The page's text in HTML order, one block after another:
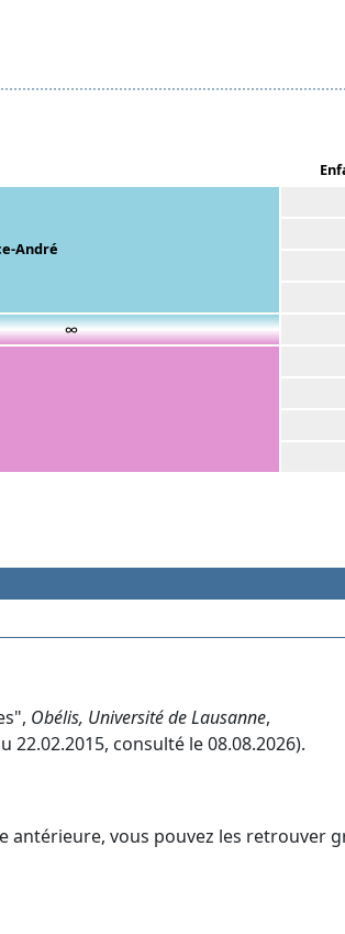
André
∞
Obélis, Université de Lausanne,
22.02.2015, consulté le 08.08.2026).
antérieure, vous pouvez les retrouver